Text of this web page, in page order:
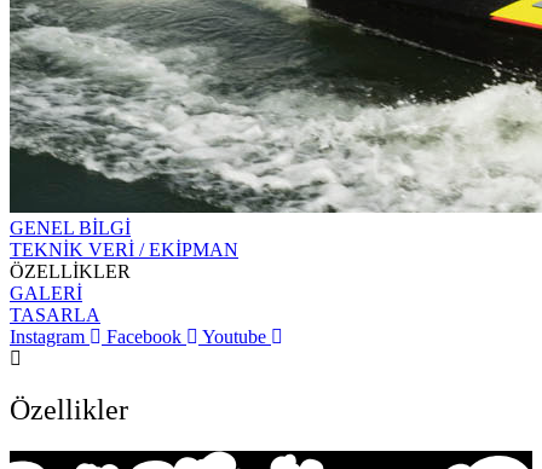
GENEL BİLGİ
TEKNİK VERİ / EKİPMAN
ÖZELLİKLER
GALERİ
TASARLA
Instagram
Facebook Youtube
Özellikler